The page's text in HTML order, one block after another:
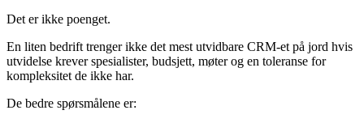
Det er ikke poenget.
En liten bedrift trenger ikke det mest utvidbare CRM-et på jord hvis
utvidelse krever spesialister, budsjett, møter og en toleranse for
kompleksitet de ikke har.
De bedre spørsmålene er: